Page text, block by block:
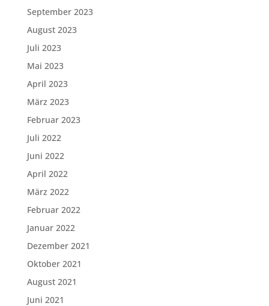
September 2023
August 2023
Juli 2023
Mai 2023
April 2023
März 2023
Februar 2023
Juli 2022
Juni 2022
April 2022
März 2022
Februar 2022
Januar 2022
Dezember 2021
Oktober 2021
August 2021
Juni 2021